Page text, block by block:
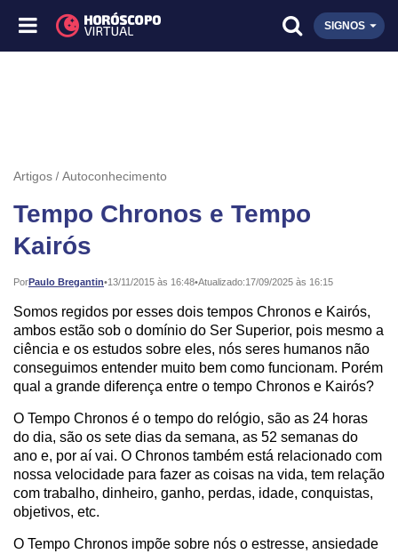
SIGNOS
Artigos Autoconhecimento
Tempo Chronos e Tempo
Kairós
PorPaulo Bregantin•
Publicado: 13/11/2015 às 16:48•Atualizado:17/09/2025 às 16:15
Somos regidos por esses dois tempos Chronos e Kairós,
ambos estão sob o domínio do Ser Superior, pois mesmo a
ciência e os estudos sobre eles, nós seres humanos não
conseguimos entender muito bem como funcionam. Porém
qual a grande diferença entre o tempo Chronos e Kairós?
O Tempo Chronos é o tempo do relógio, são as 24 horas
do dia, são os sete dias da semana, as 52 semanas do
ano e, por aí vai. O Chronos também está relacionado com
nossa velocidade para fazer as coisas na vida, tem relação
com trabalho, dinheiro, ganho, perdas, idade, conquistas,
objetivos, etc.
O Tempo Chronos impõe sobre nós o estresse, ansiedade